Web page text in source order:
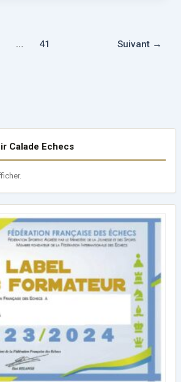
Calade Echecs
… 41 Suivant →